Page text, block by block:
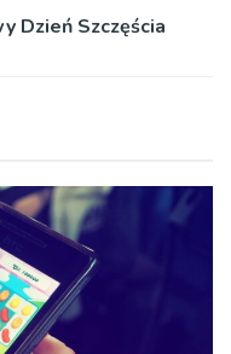
Dzień Szczęścia